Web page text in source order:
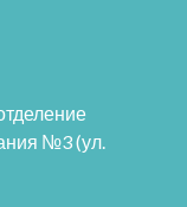
№3 (ул.